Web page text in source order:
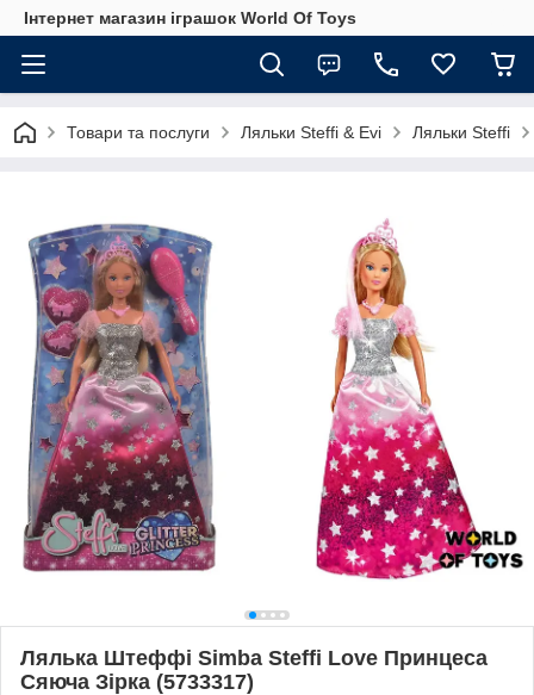
Інтернет магазин іграшок World Of Toys
Товари та послуги Ляльки Steffi & Evi Ляльки Steffi
Лялька Штеффі Simba Steffi Love Принцеса
Сяюча Зірка (5733317)